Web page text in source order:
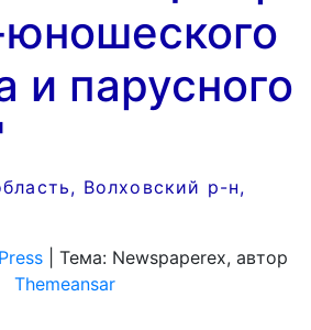
и парусного
Волховский р-н,
Тема: Newspaperex, автор
Themeansar